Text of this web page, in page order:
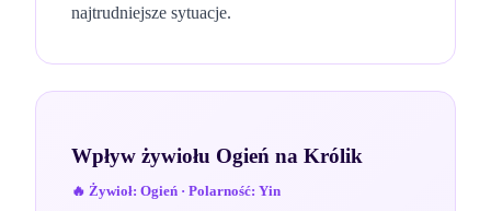
najtrudniejsze sytuacje.
Wpływ żywiołu Ogień na Królik
🔥 Żywioł: Ogień · Polarność: Yin